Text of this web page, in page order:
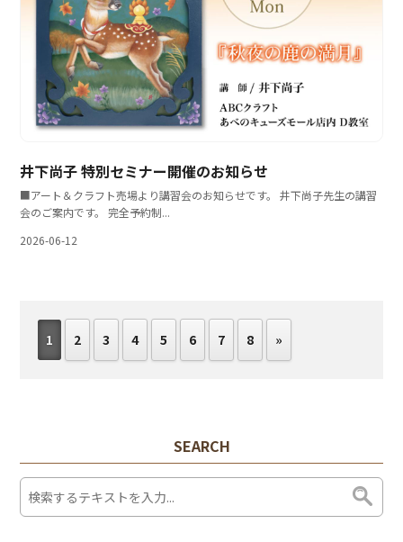
2026-06-12
井下尚子 特別セミナー開催のお知らせ
■アート＆クラフト売場より講習会のお知らせです。 井下尚子先生の講習
会のご案内です。 完全予約制...
1 2 3 4 5 6 7 8 »
SEARCH